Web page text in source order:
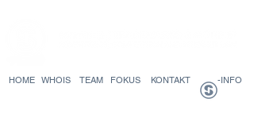
HOME WHOIS TEAM FOKUS KONTAKT -INFO